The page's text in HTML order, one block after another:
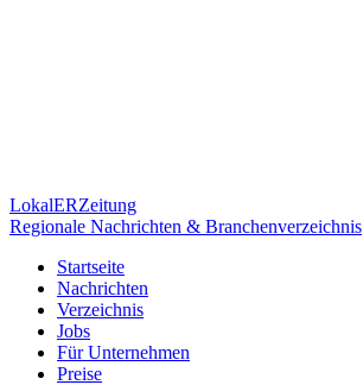
LokalERZeitung
Regionale Nachrichten & Branchenverzeichnis
Startseite
Nachrichten
Verzeichnis
Jobs
Für Unternehmen
Preise